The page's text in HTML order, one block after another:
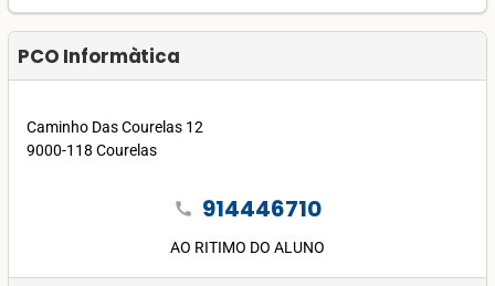
PCO Informàtica
Caminho Das Courelas 12
9000-118 Courelas
call 914446710
AO RITIMO DO ALUNO